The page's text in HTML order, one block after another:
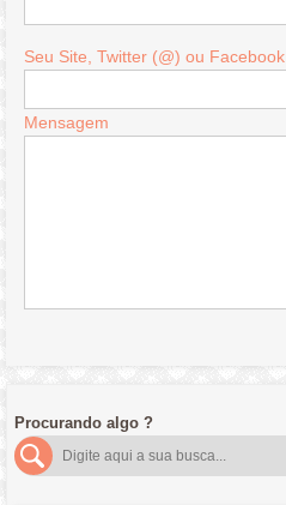
Seu Site, Twitter (@) ou Facebook
Mensagem
Procurando algo ?